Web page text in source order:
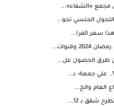
مجمع «الشفاء»...
الجنسي تجو...
سعر الفرا...
طرق الحصول عل...
علي جمعة: د...
شقق بـ 12...